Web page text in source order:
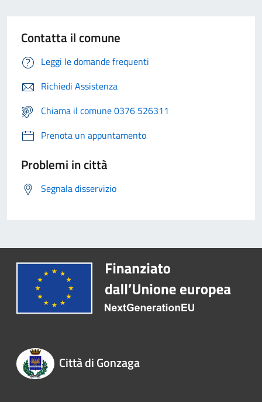
Contatta il comune
Leggi le domande frequenti
Richiedi Assistenza
Chiama il comune 0376 526311
Prenota un appuntamento
Problemi in città
Segnala disservizio
Città di Gonzaga